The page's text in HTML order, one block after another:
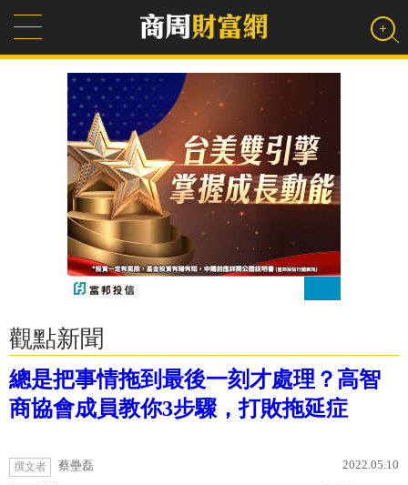
觀點新聞
總是把事情拖到最後一刻才處理？高智
商協會成員教你3步驟，打敗拖延症
撰文者 蔡壘磊 2022.05.10